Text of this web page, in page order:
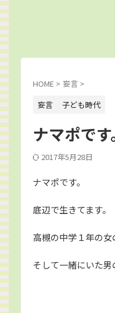
HOME > 妄言 >
妄言
子ども時代
ナマポで
2017年5月28日
ナマポです。
底辺で生きてます。
高槻の中学１年の女
そして一緒にいた男